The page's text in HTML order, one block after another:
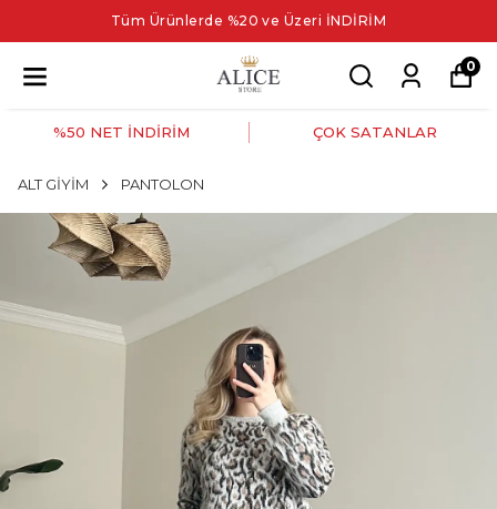
Tüm Ürünlerde %20 ve Üzeri İNDİRİM
0
%50 NET İNDİRİM ÇOK SATANLAR
ALT GİYİM PANTOLON